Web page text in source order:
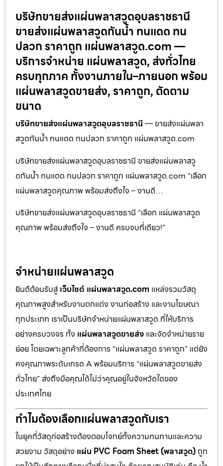
บริษัทขายส่งแผ่นพลาสวูดอุบลราชธานี
ขายส่งแผ่นพลาสวูดกันน้ำ ทนแดด ทน
ปลวก ราคาถูก แผ่นพลาสวูด.com —
บริการจำหน่าย แผ่นพลาสวูด, ส่งทั่วไทย
ครบทุกภาค ทั้งงานภายใน–ภายนอก พร้อม
แผ่นพลาสวูดขายส่ง, ราคาถูก, ตัดตาม
ขนาด
บริษัทขายส่งแผ่นพลาสวูดอุบลราชธานี — ขายส่งแผ่นพลา
สวูดกันน้ำ ทนแดด ทนปลวก ราคาถูก แผ่นพลาสวูด.com
บริษัทขายส่งแผ่นพลาสวูดอุบลราชธานี ขายส่งแผ่นพลาสวู
ดกันน้ำ ทนแดด ทนปลวก ราคาถูก แผ่นพลาสวูด.com “เลือก
แผ่นพลาสวูดคุณภาพ พร้อมส่งถึงใจ – งานดี…
บริษัทขายส่งแผ่นพลาสวูดอุบลราชธานี “เลือก แผ่นพลาสวูด
คุณภาพ พร้อมส่งถึงใจ – งานดี ครบจบที่เดียว!”
จำหน่ายแผ่นพลาสวูด
ยินดีต้อนรับสู่ เว็บไซต์ แผ่นพลาสวูด.com แหล่งรวมวัสดุ
คุณภาพสูงสำหรับงานตกแต่ง งานก่อสร้าง และงานโฆษณา
ทุกประเภท เราเป็นบริษัทจำหน่ายแผ่นพลาสวูด ที่ให้บริการ
อย่างครบวงจร ทั้ง แผ่นพลาสวูดขายส่ง และจัดจำหน่ายราย
ย่อย โดยเฉพาะลูกค้าที่ต้องการ “แผ่นพลาสวูด ราคาถูก” แต่ยัง
คงคุณภาพระดับเกรด A พร้อมบริการ “แผ่นพลาสวูดขายส่ง
ทั่วไทย” ส่งถึงมือคุณได้ไม่ว่าคุณอยู่ในจังหวัดใดของ
ประเทศไทย
ทำไมต้องเลือกแผ่นพลาสวูดกับเรา
ในยุคที่วัสดุก่อสร้างต้องตอบโจทย์ทั้งความทนทานและความ
สวยงาม วัสดุอย่าง แผ่น PVC Foam Sheet (พลาสวูด) ถูก